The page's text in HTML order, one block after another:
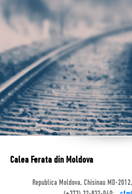
Calea Ferata din Moldova
Republica Moldova, Chisinau MD-